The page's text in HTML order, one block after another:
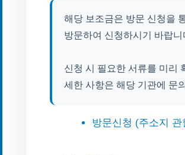
해당 보조금은 방문 신청을
방문하여 신청하시기 바랍니
신청 시 필요한 서류를 미리
세한 사항은 해당 기관에 문
방문신청 (주소지